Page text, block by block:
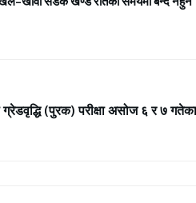
(पुरक) परीक्षा असोज ६ र ७